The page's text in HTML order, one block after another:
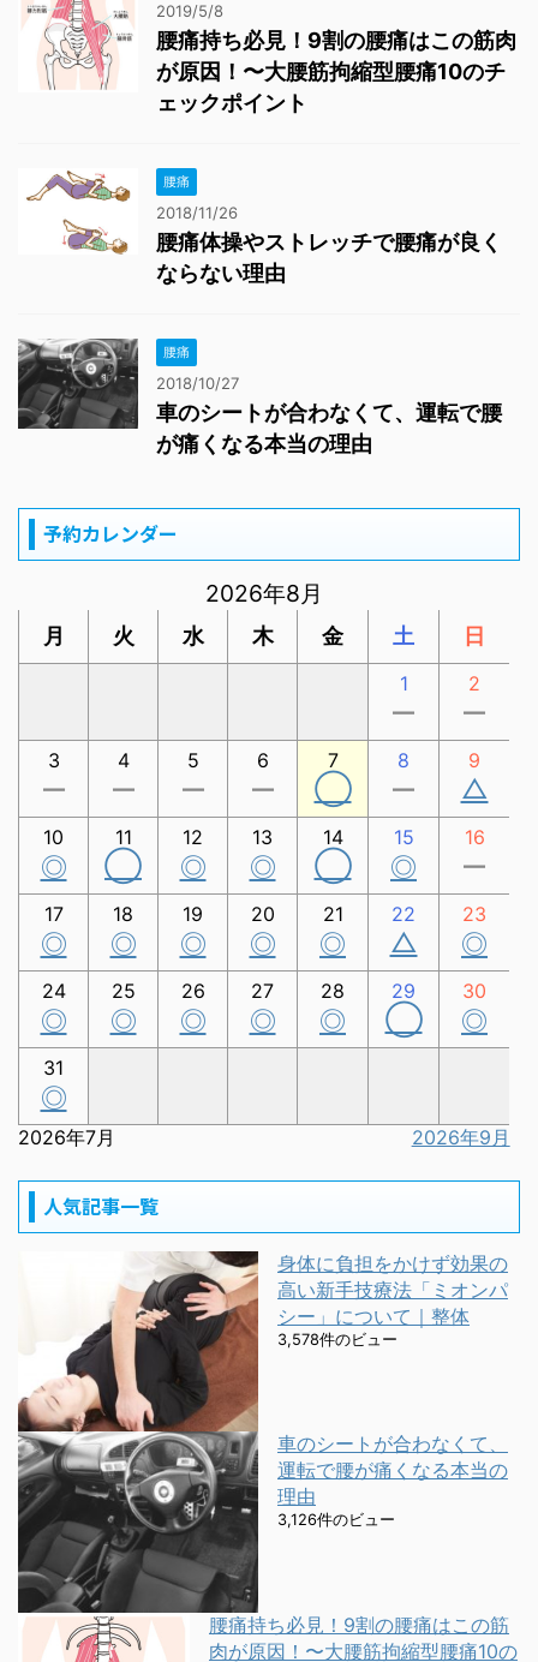
2019/5/8
腰痛持ち必見！9割の腰痛はこの筋肉
が原因！〜大腰筋拘縮型腰痛10のチ
ェックポイント
腰痛
2018/11/26
腰痛体操やストレッチで腰痛が良く
ならない理由
腰痛
2018/10/27
車のシートが合わなくて、運転で腰
が痛くなる本当の理由
予約カレンダー
2026年8月
月 火 水 木 金 土 日
1
ー
2
ー
3
ー
4
ー
5
ー
6
ー
7
◯
8
ー
9
△
10
◎
11
◯
12
◎
13
◎
14
◯
15
◎
16
ー
17
◎
18
◎
19
◎
20
◎
21
◎
22
△
23
◎
24
◎
25
◎
26
◎
27
◎
28
◎
29
◯
30
◎
31
◎
2026年7月 2026年9月
人気記事一覧
身体に負担をかけず効果の
高い新手技療法「ミオンパ
シー」について｜整体
3,578件のビュー
車のシートが合わなくて、
運転で腰が痛くなる本当の
理由
3,126件のビュー
腰痛持ち必見！9割の腰痛はこの筋
肉が原因！〜大腰筋拘縮型腰痛10の